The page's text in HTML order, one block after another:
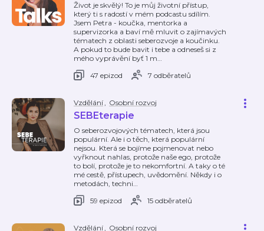
Život je skvělý! To je můj životní přístup,
který ti s radostí v mém podcastu sdílím.
Jsem Petra - koučka, mentorka a
supervizorka a baví mě mluvit o zajímavých
tématech z oblasti seberozvoje a koučinku.
A pokud to bude bavit i tebe a odneseš si z
mého vyprávění byť 1 m…
47 epizod
7 odběratelů
Vzdělání, Osobní rozvoj
SEBEterapie
O seberozvojových tématech, která jsou
populární. Ale i o těch, která populární
nejsou. Která se bojíme pojmenovat nebo
vyřknout nahlas, protože naše ego, protože
to bolí, protože je to nekomfortní. A taky o té
mé cestě, přístupech, uvědomění. Někdy i o
metodách, techni…
59 epizod
15 odběratelů
Vzdělání, Osobní rozvoj